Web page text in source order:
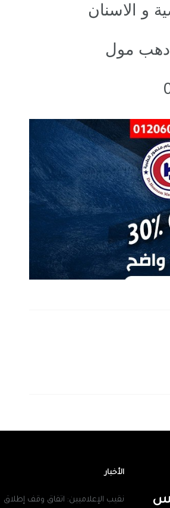
و الاسنان
الأخبار
نقيب الإعلاميين: اتفاق وقف إطلاق